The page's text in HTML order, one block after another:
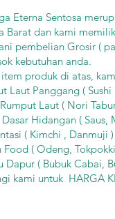
Eterna Sentosa
Barat dan kami
pembelian Grosir (
kebutuhan anda.
item produk di atas,
Laut Panggang (
Laut ( Nori
Dasar Hidangan ( Saus,
( Kimchi , Danmuji )
Food ( Odeng,
Dapur ( Bubuk Cabai,
kami untuk HARGA